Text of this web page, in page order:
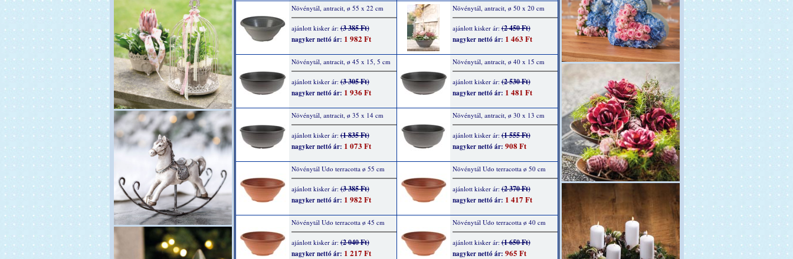
Növénytál, antracit, ø 55 x 22 cm
ajánlott kisker ár:(3 385 Ft)
nagyker nettó ár: 1 982 Ft
Növénytál, antracit, ø 50 x 20 cm
ajánlott kisker ár:(2 450 Ft)
nagyker nettó ár: 1 463 Ft
Növénytál, antracit, ø 45 x 15, 5 cm
ajánlott kisker ár:(3 305 Ft)
nagyker nettó ár: 1 936 Ft
Növénytál, antracit, ø 40 x 15 cm
ajánlott kisker ár:(2 530 Ft)
nagyker nettó ár: 1 481 Ft
Növénytál, antracit, ø 35 x 14 cm
ajánlott kisker ár:(1 835 Ft)
nagyker nettó ár: 1 073 Ft
Növénytál, antracit, ø 30 x 13 cm
ajánlott kisker ár:(1 555 Ft)
nagyker nettó ár: 908 Ft
Növénytál Udo terracotta ø 55 cm
ajánlott kisker ár:(3 385 Ft)
nagyker nettó ár: 1 982 Ft
Növénytál Udo terracotta ø 50 cm
ajánlott kisker ár:(2 370 Ft)
nagyker nettó ár: 1 417 Ft
Növénytál Udo terracotta ø 45 cm
ajánlott kisker ár:(2 040 Ft)
nagyker nettó ár: 1 217 Ft
Növénytál Udo terracotta ø 40 cm
ajánlott kisker ár:(1 650 Ft)
nagyker nettó ár: 965 Ft